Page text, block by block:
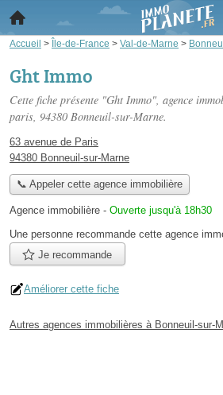
Accueil > Île-de-France > Val-de-Marne >
Ght Immo
Cette fiche présente "Ght Immo", agence
paris, 94380 Bonneuil-sur-Marne.
63 avenue de Paris
94380 Bonneuil-sur-Marne
📞 Appeler cette agence immobilière
Agence immobilière - Ouverte jusqu'à 18h30
Une personne recommande cette agence
Je recommande
Améliorer cette fiche
Autres agences immobilières à Bonneuil-sur-